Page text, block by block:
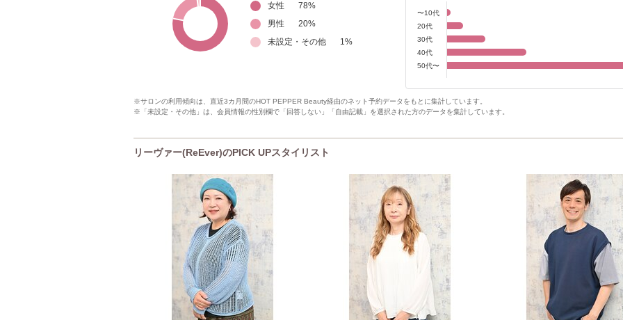
女性 78%
男性
20%
未設定・その他
1%
〜10代
20代
30代
40代
50代〜
※サロンの利用傾向は、直近3カ月間のHOT PEPPER Beauty経由のネット予約データをもとに集計しています。
※「未設定・その他」は、会員情報の性別欄で「回答しない」「自由記載」を選択された方のデータを集計しています。
リーヴァー(ReEver)のPICK UPスタイリスト